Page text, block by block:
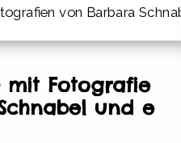
mit Fotografie
und e